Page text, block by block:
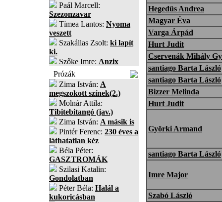
Paál Marcell:
Szezonzavar
Tímea Lantos: Nyoma
veszett
Szakállas Zsolt: ki lapít
ki.
Szőke Imre: Anzix
Prózák
Zima István: A
megszokott színek(2.)
Molnár Attila:
Tibitebitangó (jav.)
Zima István: A másik is
Pintér Ferenc: 230 éves a
láthatatlan kéz
Béla Péter:
GASZTROMÁK
Szilasi Katalin:
Gondolatban
Péter Béla: Halál a
kukoricásban
Hegedüs Andrea
Magyar Éva
Varga Árpád
Hurt Judit
Cservenák Mihály
santiago Barta László
santiago Barta László
Bizzer Melinda
Hurt Judit
Györki Armand
santiago Barta László
Imre Major
Szabó László